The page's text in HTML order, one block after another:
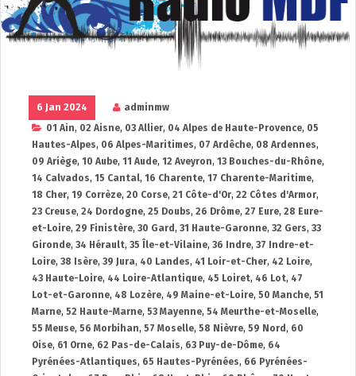
6 Jan 2024
adminmw
01 Ain, 02 Aisne, 03 Allier, 04 Alpes de Haute-Provence, 05
Hautes-Alpes, 06 Alpes-Maritimes, 07 Ardêche, 08 Ardennes,
09 Ariège, 10 Aube, 11 Aude, 12 Aveyron, 13 Bouches-du-Rhône,
14 Calvados, 15 Cantal, 16 Charente, 17 Charente-Maritime,
18 Cher, 19 Corrèze, 20 Corse, 21 Côte-d'Or, 22 Côtes d'Armor,
23 Creuse, 24 Dordogne, 25 Doubs, 26 Drôme, 27 Eure, 28 Eure-
et-Loire, 29 Finistère, 30 Gard , 31 Haute-Garonne, 32 Gers, 33
Gironde, 34 Hérault, 35 Île-et-Vilaine, 36 Indre, 37 Indre-et-
Loire, 38 Isère, 39 Jura, 40 Landes, 41 Loir-et-Cher, 42 Loire,
43 Haute-Loire, 44 Loire-Atlantique, 45 Loiret, 46 Lot, 47
Lot-et-Garonne, 48 Lozère, 49 Maine-et-Loire, 50 Manche, 51
Marne, 52 Haute-Marne, 53 Mayenne, 54 Meurthe-et-Moselle,
55 Meuse, 56 Morbihan, 57 Moselle, 58 Nièvre, 59 Nord , 60
Oise, 61 Orne, 62 Pas-de-Calais, 63 Puy-de-Dôme, 64
Pyrénées-Atlantiques, 65 Hautes-Pyrénées, 66 Pyrénées-